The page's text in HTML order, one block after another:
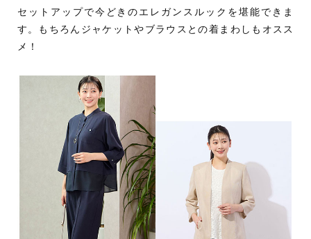
セットアップで今どきのエレガンスルックを堪能できま
す。もちろんジャケットやブラウスとの着まわしもオスス
メ！